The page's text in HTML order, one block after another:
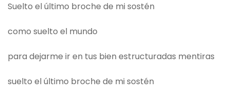
Suelto el último broche de mi sostén
como suelto el mundo
para dejarme ir en tus bien estructuradas mentiras
suelto el último broche de mi sostén